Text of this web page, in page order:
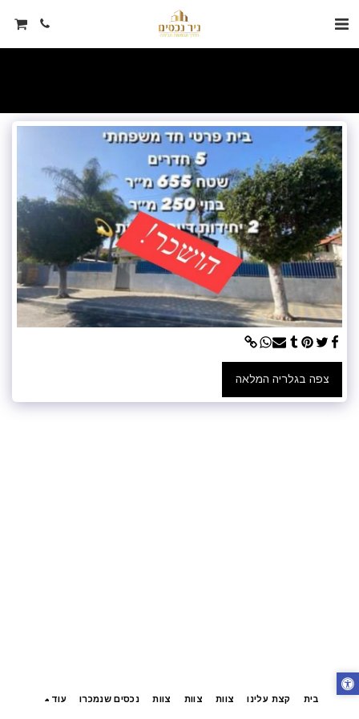
צפה בגלריה המלאה
בית קצת עלינו צוות צוות צוות נכסים שנמכרו עוד